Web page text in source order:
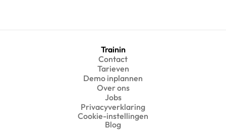
Trainin
Contact
Tarieven
Demo inplannen
Over ons
Jobs
Privacyverklaring
Cookie-instellingen
Blog